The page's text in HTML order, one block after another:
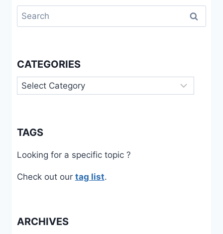
Search
for:
CATEGORIES
Categories
TAGS
Looking for a specific topic ?
Check out our tag list.
ARCHIVES